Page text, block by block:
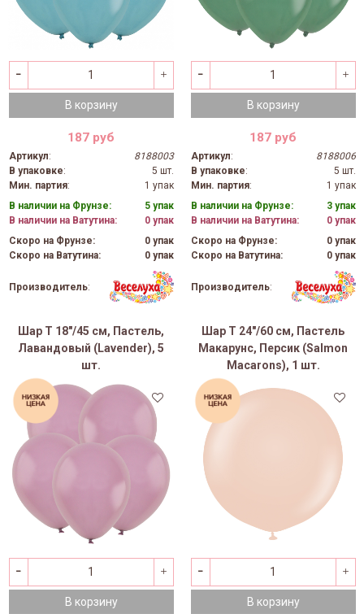
В корзину
187 руб
Артикул:
8188003
В упаковке:
5 шт.
Мин. партия:
1 упак
В наличии на Фрунзе:
5 упак
В наличии на Ватутина:
0 упак
Скоро на Фрунзе:
0 упак
Скоро на Ватутина:
0 упак
Производитель:
В корзину
187 руб
Артикул:
8188006
В упаковке:
5 шт.
Мин. партия:
1 упак
В наличии на Фрунзе:
3 упак
В наличии на Ватутина:
0 упак
Скоро на Фрунзе:
0 упак
Скоро на Ватутина:
0 упак
Производитель:
Шар Т 18"/45 см, Пастель,
Лавандовый (Lavender), 5
шт.
В корзину
Шар Т 24"/60 см, Пастель
Макарунс, Персик (Salmon
Macarons), 1 шт.
В корзину